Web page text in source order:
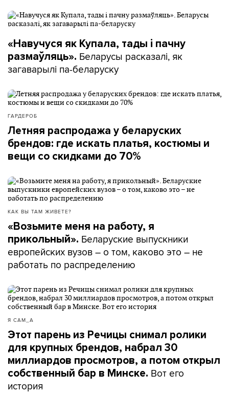
«Навучуся як Купала, тады і пачну
размаўляць». Беларусы расказалі, як
загаварылі па-беларуску
ГАРДЕРОБ
Летняя распродажа у беларуских
брендов: где искать платья, костюмы и
вещи со скидками до 70%
КАК ВЫ ТАМ ЖИВЕТЕ?
«Возьмите меня на работу, я
прикольный». Беларуские выпускники
европейских вузов – о том, каково это – не
работать по распределению
Я САМ_А
Этот парень из Речицы снимал ролики
для крупных брендов, набрал 30
миллиардов просмотров, а потом открыл
собственный бар в Минске. Вот его
история